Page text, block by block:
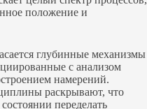
положение и
глубинные механизмы
с анализом
намерений.
раскрывают, что
переделать